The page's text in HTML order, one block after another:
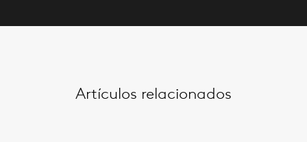
Artículos relacionados